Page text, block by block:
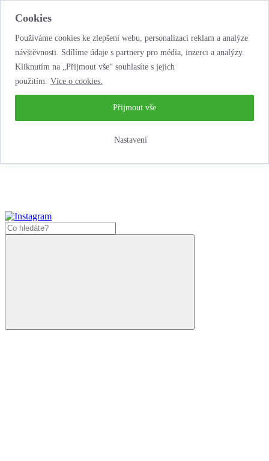
Cookies
Používáme cookies ke zlepšení webu, personalizaci reklam a analýze
návštěvnosti. Sdílíme údaje s partnery pro média, inzerci a analýzy.
Kliknutím na „Přijmout vše“ souhlasíte s jejich
použitím. Více o cookies.
Nastavení
Přijmout vše
...neobyčejná jízda životem!